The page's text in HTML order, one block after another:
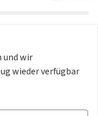
und wir
wieder verfügbar